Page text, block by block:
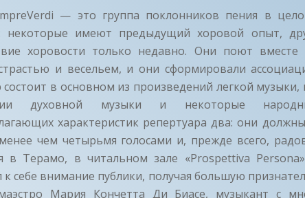
— это группа поклонников пения в
некоторые имеют предыдущий хоровой опыт,
хоровости только недавно. Они поют
и весельем, и они сформировали
состоит в основном из произведений легкой
духовной музыки и некоторые
характеристик репертуара два: они
чем четырьмя голосами и, прежде всего,
в Терамо, в читальном зале «Prospettiva
к себе внимание публики, получая большую
маэстро Мария Кончетта Ди Биасе, музыкант с